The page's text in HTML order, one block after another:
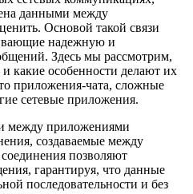
данными между
Основой такой связи
надежную и
Здесь мы рассмотрим,
какие особенности делают их
приложения-чата, сложные
сетевые приложения.
между приложениями
создаваемые между
позволяют
гарантируя, что данные
последовательности и без